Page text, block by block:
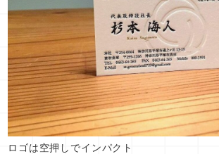
ロゴは空押しでインパクト